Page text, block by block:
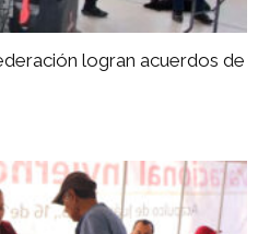
logran acuerdos de